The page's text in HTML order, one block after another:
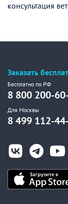
консультация
Заказать
Бесплатно по РФ
8 800 200-
Для Москвы
8 499 112-